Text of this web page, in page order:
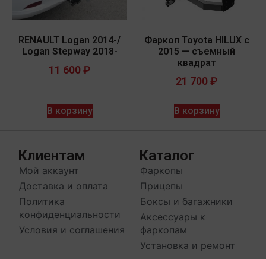
RENAULT Logan 2014-/
Logan Stepway 2018-
11 600 ₽
В корзину
Фаркоп Toyota HILUX с
2015 — съемный
квадрат
21 700 ₽
В корзину
Клиентам
Мой аккаунт
Доставка и оплата
Политика
конфиденциальности
Условия и соглашения
Каталог
Фаркопы
Прицепы
Боксы и багажники
Аксессуары к
фаркопам
Установка и ремонт